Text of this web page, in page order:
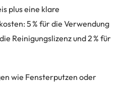
plus eine klare
5 % für die Verwendung
Reinigungslizenz und 2 % für
wie Fensterputzen oder